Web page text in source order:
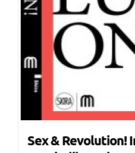
Sex & Revolution!